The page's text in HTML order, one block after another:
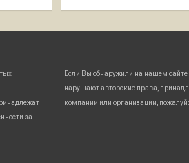
за
Если Вы обнаружили на нашем
нарушают авторские права,
компании или организации,